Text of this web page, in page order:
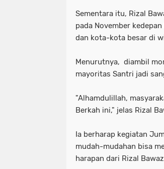
Sementara itu, Rizal
pada November
dan kota-kota besar di
Menurutnya, diambil
mayoritas Santri jadi
"Alhamdulillah,
Berkah ini," jelas Rizal
Ia berharap kegiatan
mudah-mudahan bisa
harapan dari Rizal